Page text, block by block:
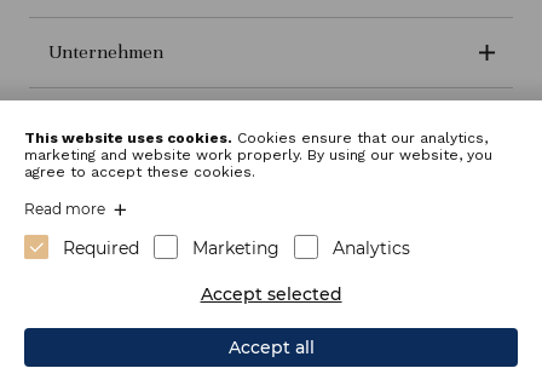
Unternehmen
This website uses cookies. Cookies ensure that our analytics,
marketing and website work properly. By using our website, you
agree to accept these cookies.
Read more
Required Marketing Analytics
Accept selected
Accept all